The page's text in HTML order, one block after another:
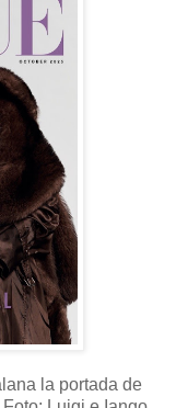
la portada de